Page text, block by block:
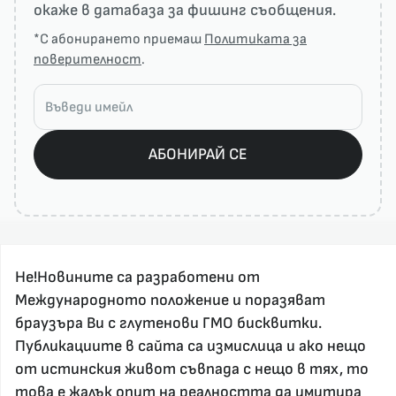
окаже в датабаза за фишинг съобщения.
*С абонирането приемаш Политиката за
поверителност.
АБОНИРАЙ СЕ
За реклама и връзка с нас, пишете на
nenovinite@gmail.com
Не!Новините са разработени от
Международното положение и поразяват
браузъра Ви с глутенови ГМО бисквитки.
Публикациите в сайта са измислица и ако нещо
от истинския живот съвпада с нещо в тях, то
това е жалък опит на реалността да имитира